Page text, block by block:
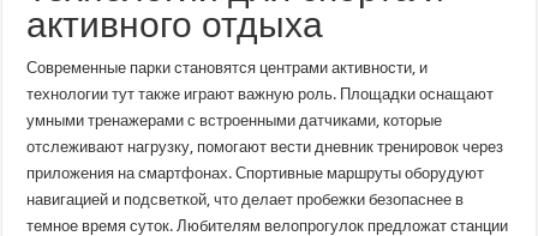
активного отдыха
Современные парки становятся центрами активности, и
технологии тут также играют важную роль. Площадки оснащают
умными тренажерами с встроенными датчиками, которые
отслеживают нагрузку, помогают вести дневник тренировок через
приложения на смартфонах. Спортивные маршруты оборудуют
навигацией и подсветкой, что делает пробежки безопаснее в
темное время суток. Любителям велопрогулок предложат станции